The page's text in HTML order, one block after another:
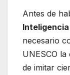
Antes de
necesario
UNESCO
de imitar